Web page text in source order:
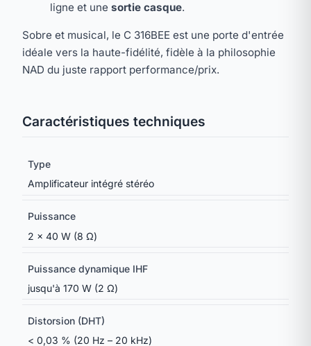
ligne et une sortie casque.
Sobre et musical, le C 316BEE est une porte d'entrée
idéale vers la haute-fidélité, fidèle à la philosophie
NAD du juste rapport performance/prix.
Caractéristiques techniques
Type
Amplificateur intégré stéréo
Puissance
2 × 40 W (8 Ω)
Puissance dynamique IHF
jusqu'à 170 W (2 Ω)
Distorsion (DHT)
< 0,03 % (20 Hz – 20 kHz)